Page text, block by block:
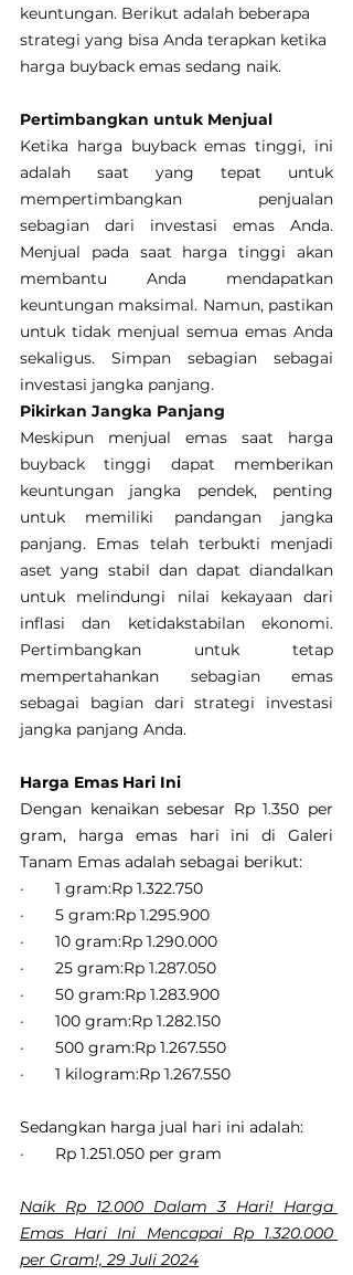
keuntungan. Berikut adalah beberapa
strategi yang bisa Anda terapkan ketika
harga buyback emas sedang naik.
Pertimbangkan untuk Menjual
Ketika harga buyback emas tinggi, ini
adalah saat yang tepat untuk
mempertimbangkan penjualan
sebagian dari investasi emas Anda.
Menjual pada saat harga tinggi akan
membantu Anda mendapatkan
keuntungan maksimal. Namun, pastikan
untuk tidak menjual semua emas Anda
sekaligus. Simpan sebagian sebagai
investasi jangka panjang.
Pikirkan Jangka Panjang
Meskipun menjual emas saat harga
buyback tinggi dapat memberikan
keuntungan jangka pendek, penting
untuk memiliki pandangan jangka
panjang. Emas telah terbukti menjadi
aset yang stabil dan dapat diandalkan
untuk melindungi nilai kekayaan dari
inflasi dan ketidakstabilan ekonomi.
Pertimbangkan untuk tetap
mempertahankan sebagian emas
sebagai bagian dari strategi investasi
jangka panjang Anda.
Harga Emas Hari Ini
Dengan kenaikan sebesar Rp 1.350 per
gram, harga emas hari ini di Galeri
Tanam Emas adalah sebagai berikut:
·       1 gram:Rp 1.322.750
·       5 gram:Rp 1.295.900
·       10 gram:Rp 1.290.000
·       25 gram:Rp 1.287.050
·       50 gram:Rp 1.283.900
·       100 gram:Rp 1.282.150
·       500 gram:Rp 1.267.550
·       1 kilogram:Rp 1.267.550
Sedangkan harga jual hari ini adalah:
·       Rp 1.251.050 per gram
Naik Rp 12.000 Dalam 3 Hari! Harga
Emas Hari Ini Mencapai Rp 1.320.000
per Gram!, 29 Juli 2024